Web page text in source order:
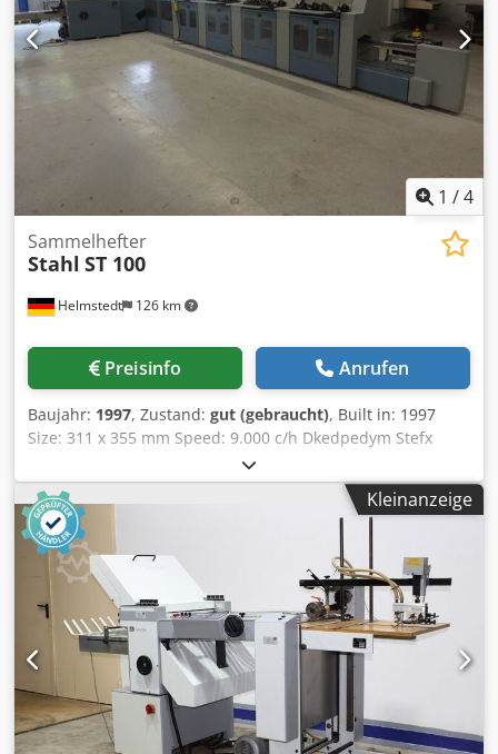
1 /4
Helmstedt 126 km
Sammelhefter
Stahl ST 100
Preisinfo Anrufen
Baujahr: 1997, Zustand: gut (gebraucht), Built in: 1997
Size: 311 x 355 mm Speed: 9.000 c/h Dkedpedym Stefx
Acqjr Equipment: gathering chain & feeder: • 8 stations
chain • with double feeder • 1 folder feeder stitching unit &
trimmer: • stitching unit • 2 stitching heads • trimmer • belt
delivery with counter
Kleinanzeige